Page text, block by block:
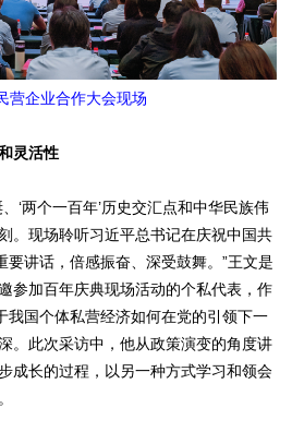
营企业合作大会现场
灵活性
两个一百年’历史交汇点和中华民族伟
。现场聆听习近平总书记在庆祝中国共
要讲话，倍感振奋、深受鼓舞。”王文是
参加百年庆典现场活动的个私代表，作
我国个体私营经济如何在党的引领下一
。此次采访中，他从政策演变的角度讲
成长的过程，以另一种方式学习和领会